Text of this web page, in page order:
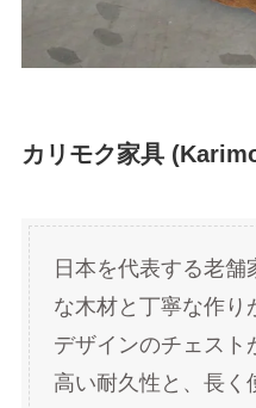
カリモク家具
日本を代表する老
な木材と丁寧な作り
デザインのチェスト
高い耐久性と、長く